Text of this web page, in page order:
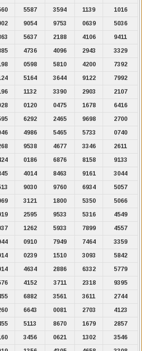
5587 3594 1139
1016
9054 9753 0639
5036
5637 2188 4106
9411
4736 4096 2943
3329
0598 5810 4200
7392
5164 3644 9122
7992
1132 3390 2903
2107
0120 0475 1678
6416
6292 2465 9698
2700
4986 5465 5733
0740
9538 4677 3346
2611
0186 6876 8158
9133
4014 8463 9161
3044
9030 9760 6934
5057
3121 1800 5350
5066
2595 9533 5316
4549
1262 5933 7899
4557
0910 7949 7464
3359
0239 1510 3093
5842
4634 2886 6332
5779
4152 3711 2318
9395
6882 3561 3611
2744
6643 0081 2703
4123
5113 8670 1679
2857
3456 0621 1302
3546